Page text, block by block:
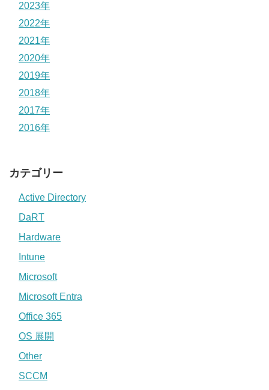
2023年
2022年
2021年
2020年
2019年
2018年
2017年
2016年
カテゴリー
Active Directory
DaRT
Hardware
Intune
Microsoft
Microsoft Entra
Office 365
OS 展開
Other
SCCM